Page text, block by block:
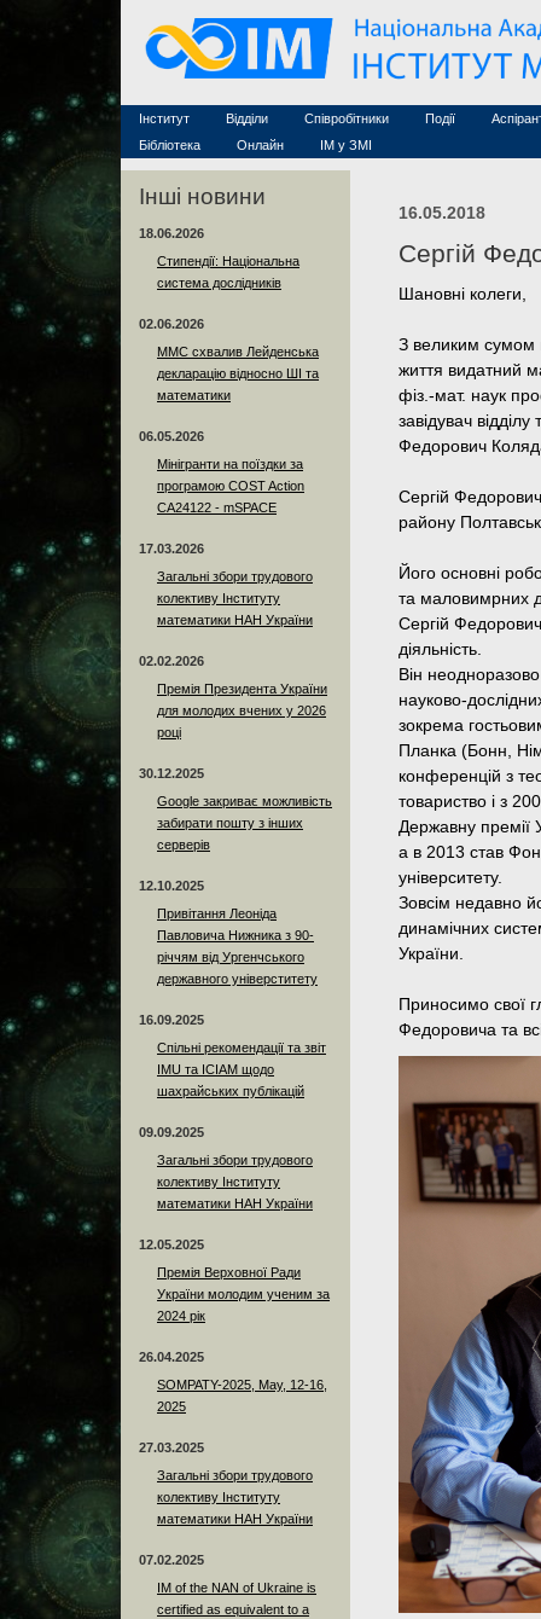
Інститут
Конкурси на посади
Науково-організаційна робота
Відділи Співробітники
Асоційовані дослідники
Технічний персонал
Події
Конференції
Курси з
Бібліотека
MathSciNet
Публікації
Онлайн
ІМ у ЗМІ
Інші новини
18.06.2026
Стипендії: Національна
система дослідників
02.06.2026
ММС схвалив Лейденська
декларацію відносно ШІ та
математики
06.05.2026
Мінігранти на поїздки за
програмою COST Action
CA24122 - mSPACE
17.03.2026
Загальні збори трудового
колективу Інституту
математики НАН України
02.02.2026
Премія Президента України
для молодих вчених у 2026
році
30.12.2025
Google закриває можливість
забирати пошту з інших
серверів
12.10.2025
Привітання Леоніда
Павловича Нижника з 90-
річчям від Ургенчського
державного універститету
16.09.2025
Спільні рекомендації та звіт
IMU та ICIAM щодо
шахрайських публікацій
09.09.2025
Загальні збори трудового
колективу Інституту
математики НАН України
12.05.2025
Премія Верховної Ради
України молодим ученим за
2024 рік
26.04.2025
SOMPATY-2025, May, 12-16,
2025
27.03.2025
Загальні збори трудового
колективу Інституту
математики НАН України
07.02.2025
IM of the NAN of Ukraine is
certified as equivalent to a
16.05.2018
Сергій
Шановні колеги,
З великим сумом
життя видатний
фіз.-мат. наук
завідувач
Федорович
Сергій
району
Його основні
та маловимрних
Сергій
діяльність.
Він
науково-
зокрема
Планка (Бонн,
конференцій з
товариство і з
Державну премії
а в 2013 став
університету.
Зовсім недавно
динамічних
України.
Приносимо свої
Федоровича та